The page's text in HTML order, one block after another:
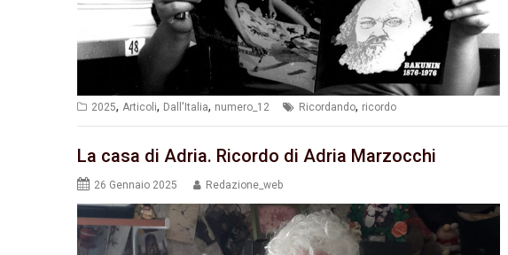
2025, Articoli, Dall'Italia, numero_12 Ricordando, ricordo
La casa di Adria. Ricordo di Adria Marzocchi
26 Gennaio 2025 Redazione_web